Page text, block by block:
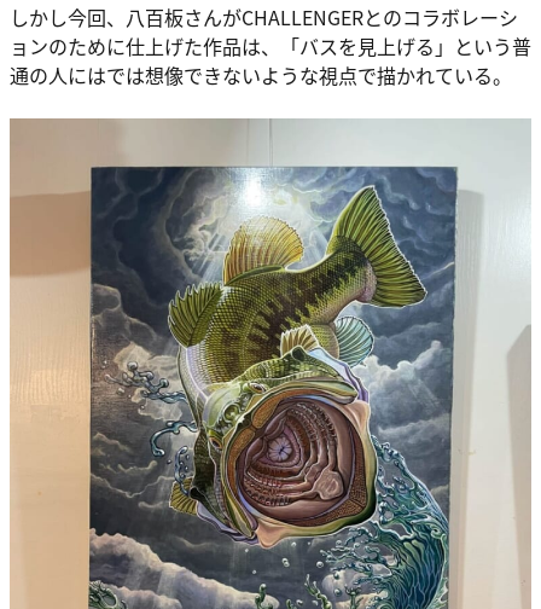
しかし今回、八百板さんがCHALLENGERとのコラボレーシ
ョンのために仕上げた作品は、「バスを見上げる」という普
通の人にはでは想像できないような視点で描かれている。